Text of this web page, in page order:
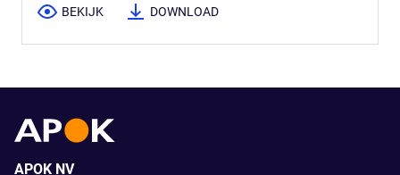
BEKIJK DOWNLOAD
APOK NV